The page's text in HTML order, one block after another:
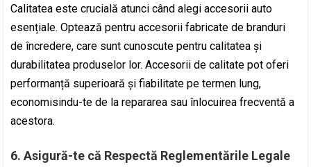
Calitatea este crucială atunci când alegi accesorii auto
esențiale. Optează pentru accesorii fabricate de branduri
de încredere, care sunt cunoscute pentru calitatea și
durabilitatea produselor lor. Accesorii de calitate pot oferi
performanță superioară și fiabilitate pe termen lung,
economisindu-te de la repararea sau înlocuirea frecventă a
acestora.
6. Asigură-te că Respectă Reglementările Legale